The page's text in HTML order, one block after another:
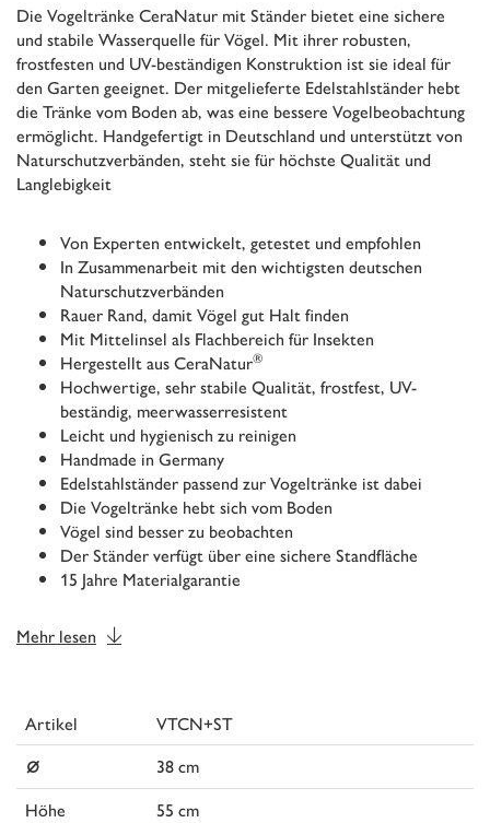
Die Vogeltränke CeraNatur mit Ständer bietet eine sichere
und stabile Wasserquelle für Vögel. Mit ihrer robusten,
frostfesten und UV-beständigen Konstruktion ist sie ideal für
den Garten geeignet. Der mitgelieferte Edelstahlständer hebt
die Tränke vom Boden ab, was eine bessere Vogelbeobachtung
ermöglicht. Handgefertigt in Deutschland und unterstützt von
Naturschutzverbänden, steht sie für höchste Qualität und
Langlebigkeit
Von Experten entwickelt, getestet und empfohlen
In Zusammenarbeit mit den wichtigsten deutschen
Naturschutzverbänden
Rauer Rand, damit Vögel gut Halt finden
Mit Mittelinsel als Flachbereich für Insekten
Hergestellt aus CeraNatur®
Hochwertige, sehr stabile Qualität, frostfest, UV-
beständig, meerwasserresistent
Leicht und hygienisch zu reinigen
Handmade in Germany
Edelstahlständer passend zur Vogeltränke ist dabei
Die Vogeltränke hebt sich vom Boden
Vögel sind besser zu beobachten
Der Ständer verfügt über eine sichere Standfläche
15 Jahre Materialgarantie
Mehr lesen
Artikel VTCN+ST
⌀
38 cm
Höhe
55 cm